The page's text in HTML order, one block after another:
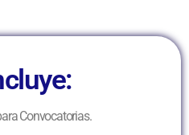
Convocatorias.